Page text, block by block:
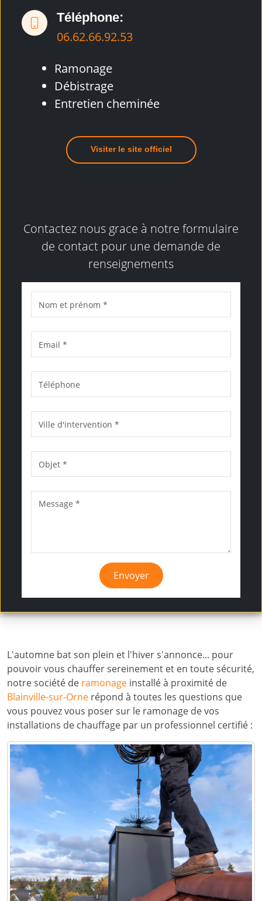
Téléphone:
06.62.66.92.53
Ramonage
Débistrage
Entretien cheminée
Visiter le site officiel
Contactez nous grace à notre formulaire
de contact pour une demande de
renseignements
Envoyer
L'automne bat son plein et l'hiver s'annonce... pour
pouvoir vous chauffer sereinement et en toute sécurité,
notre société de ramonage installé à proximité de
Blainville-sur-Orne répond à toutes les questions que
vous pouvez vous poser sur le ramonage de vos
installations de chauffage par un professionnel certifié :